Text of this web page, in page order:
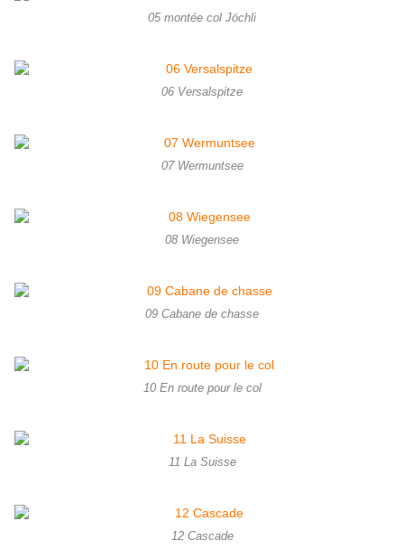
05 montée col Jöchli
06 Versalspitze
07 Wermuntsee
08 Wiegensee
09 Cabane de chasse
10 En route pour le col
11 La Suisse
12 Cascade